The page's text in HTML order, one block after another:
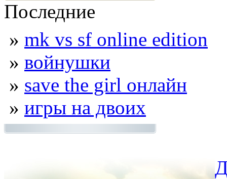
Последние
» mk vs sf online edition
» войнушки
» save the girl онлайн
» игры на двоих